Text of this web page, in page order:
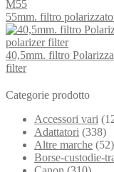
55mm. filtro
40,5mm. filtro
filter
Categorie prodotto
Accessori vari
Adattatori (338)
Altre marche (52)
Borse-custodie-